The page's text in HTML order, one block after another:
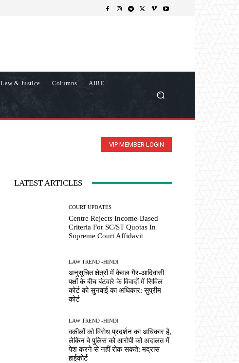
Law & Justice Columns AIBE
VIP MEMBER LOGIN
LATEST ARTICLES
COURT UPDATES
Centre Rejects Income-Based
Criteria For SC/ST Quotas In
Supreme Court Affidavit
LAW TREND -HINDI
अनुसूचित क्षेत्रों में केवल गैर-आदिवासी
पक्षों के बीच बंटवारे के विवादों में सिविल
कोर्ट को सुनवाई का अधिकार: सुप्रीम
कोर्ट
LAW TREND -HINDI
वकीलों को विरोध प्रदर्शन का अधिकार है,
लेकिन वे पुलिस को आरोपी को अदालत में
पेश करने से नहीं रोक सकते: मद्रास
हाईकोर्ट